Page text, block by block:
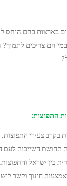
בארצות בהם היחס
הם צריכים
התפוצות:
בקרב צעירי התפוצות.
תחושת השייכות לעם
בין ישראל והתפוצות.
חינוך וקשר